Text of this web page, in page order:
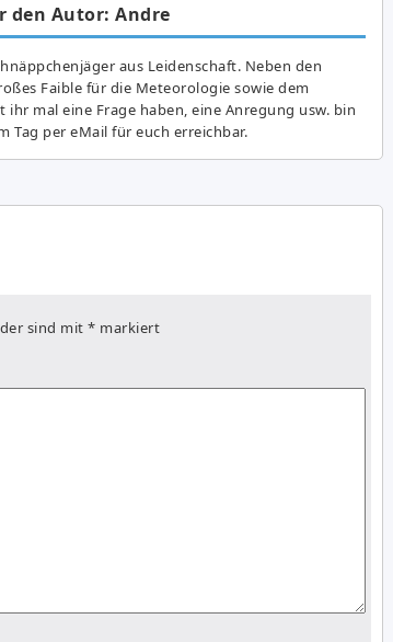
den Autor: Andre
aus Leidenschaft. Neben den
Fai­ble für die Meteorologie sowie dem
ihr mal eine Frage haben, eine Anregung usw. bin
Tag per eMail für euch erreichbar.
sind mit * markiert